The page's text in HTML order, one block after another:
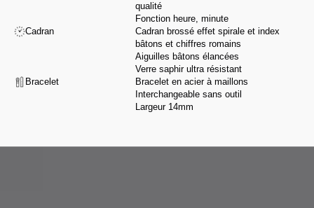
qualité
Fonction heure, minute
Cadran
Cadran brossé effet spirale et index
bâtons et chiffres romains
Aiguilles bâtons élancées
Verre saphir ultra résistant
Bracelet
Bracelet en acier à maillons
Interchangeable sans outil
Largeur 14mm